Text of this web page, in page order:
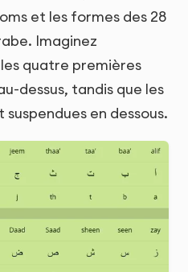
et les formes des 28
Imaginez
quatre premières
dessus, tandis que les
en dessous.